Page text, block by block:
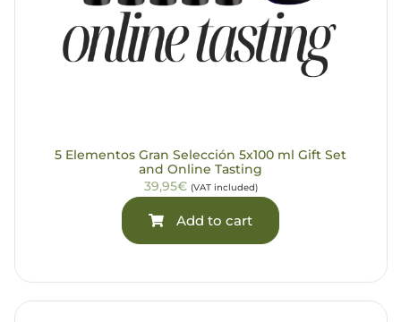
5 Elementos Gran Selección 5x100 ml Gift Set
and Online Tasting
39,95€ (VAT included)
Add to cart